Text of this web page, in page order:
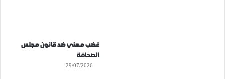
غضب مهني ضد قانون مجلس
الصحافة
29/07/2026